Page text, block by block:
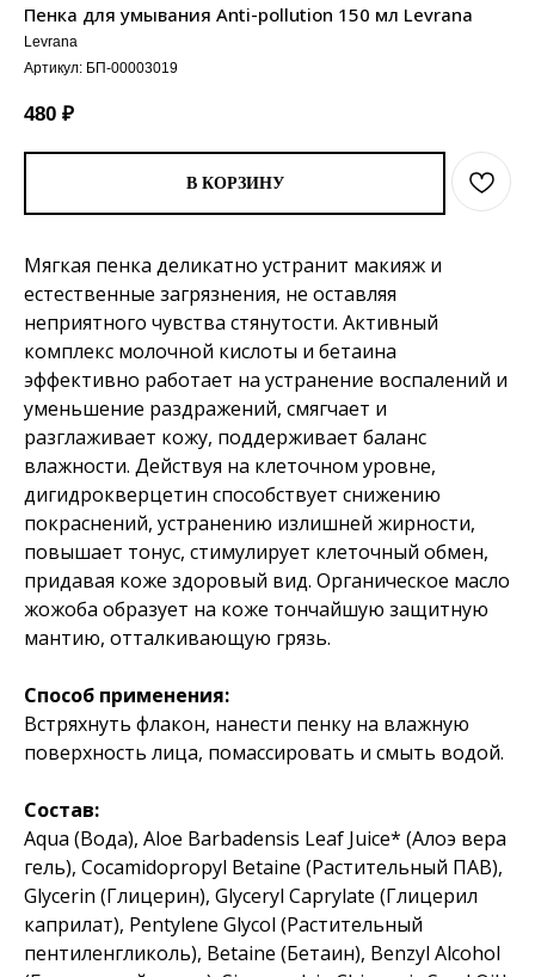
Пенка для умывания Anti-pollution 150 мл Levrana
Levrana
Артикул: БП-00003019
480 ₽
В КОРЗИНУ
Мягкая пенка деликатно устранит макияж и
естественные загрязнения, не оставляя
неприятного чувства стянутости. Активный
комплекс молочной кислоты и бетаина
эффективно работает на устранение воспалений и
уменьшение раздражений, смягчает и
разглаживает кожу, поддерживает баланс
влажности. Действуя на клеточном уровне,
дигидрокверцетин способствует снижению
покраснений, устранению излишней жирности,
повышает тонус, стимулирует клеточный обмен,
придавая коже здоровый вид. Органическое масло
жожоба образует на коже тончайшую защитную
мантию, отталкивающую грязь.
Способ применения:
Встряхнуть флакон, нанести пенку на влажную
поверхность лица, помассировать и смыть водой.
Состав:
Aqua (Вода), Aloe Barbadensis Leaf Juice* (Алоэ вера
гель), Cocamidopropyl Betaine (Растительный ПАВ),
Glycerin (Глицерин), Glyceryl Caprylate (Глицерил
каприлат), Pentylene Glycol (Растительный
пентиленгликоль), Betaine (Бетаин), Benzyl Alcohol